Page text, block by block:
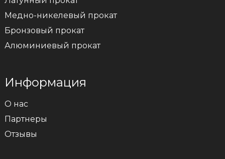
Медно-никелевый прокат
Бронзовый прокат
Алюминиевый прокат
Информация
О нас
Партнеры
Отзывы